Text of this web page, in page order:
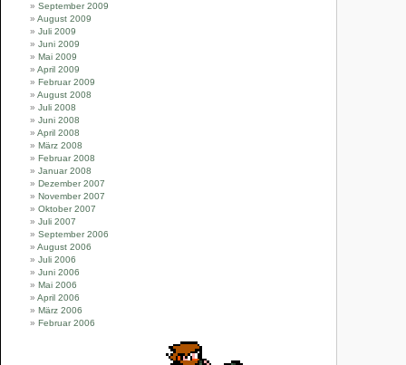
September 2009
August 2009
Juli 2009
Juni 2009
Mai 2009
April 2009
Februar 2009
August 2008
Juli 2008
Juni 2008
April 2008
März 2008
Februar 2008
Januar 2008
Dezember 2007
November 2007
Oktober 2007
Juli 2007
September 2006
August 2006
Juli 2006
Juni 2006
Mai 2006
April 2006
März 2006
Februar 2006